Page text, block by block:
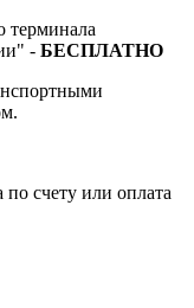
терминала
- БЕСПЛАТНО
по счету или оплата